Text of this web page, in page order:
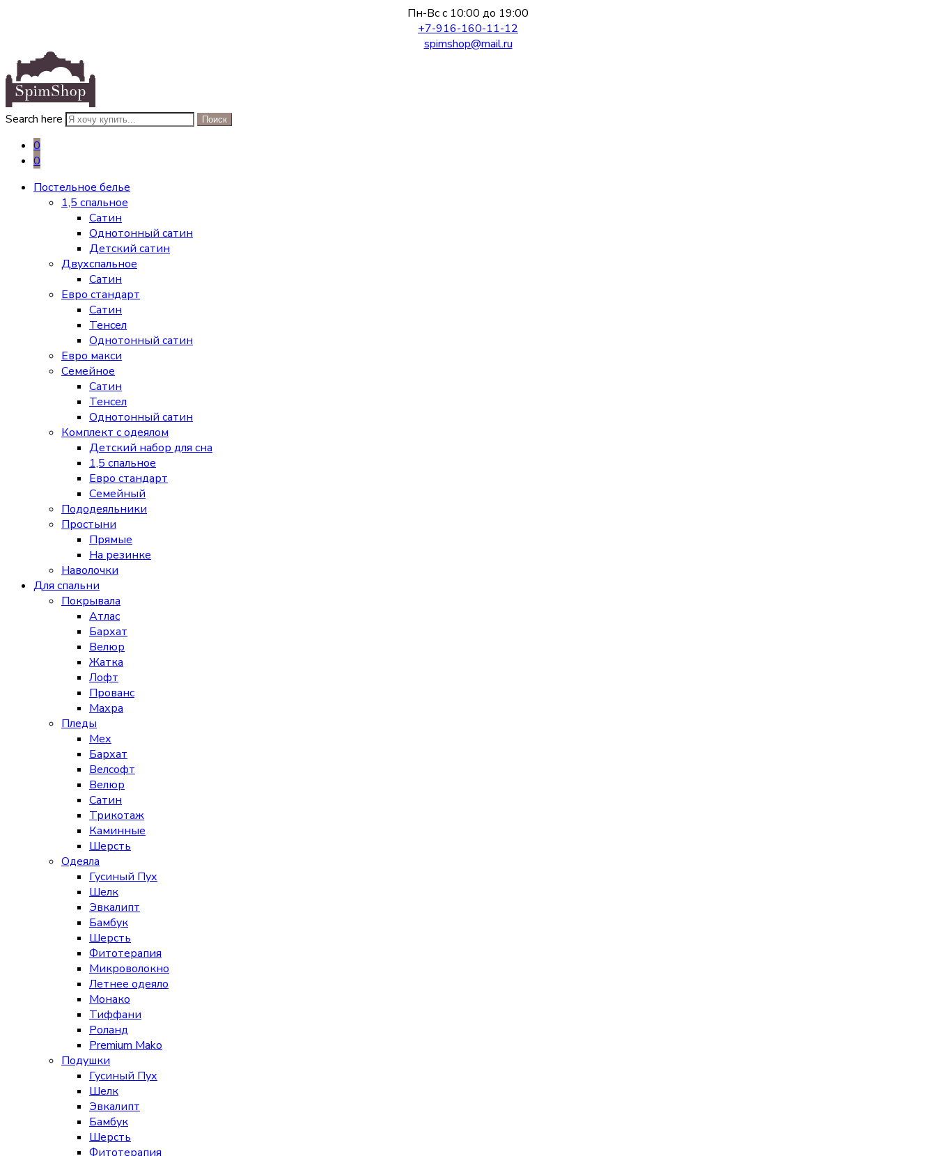
Пн-Вс с 10:00 до 19:00
+7-916-160-11-12
spimshop@mail.ru
Search here Поиск
0
0
Постельное белье
1,5 спальное
Сатин
Однотонный сатин
Детский сатин
Двухспальное
Сатин
Евро стандарт
Сатин
Тенсел
Однотонный сатин
Евро макси
Семейное
Сатин
Тенсел
Однотонный сатин
Комплект с одеялом
Детский набор для сна
1,5 спальное
Евро стандарт
Семейный
Пододеяльники
Простыни
Прямые
На резинке
Наволочки
Для спальни
Покрывала
Атлас
Бархат
Велюр
Жатка
Лофт
Прованс
Махра
Пледы
Мех
Бархат
Велсофт
Велюр
Сатин
Трикотаж
Каминные
Шерсть
Одеяла
Гусиный Пух
Шелк
Эвкалипт
Бамбук
Шерсть
Фитотерапия
Микроволокно
Летнее одеяло
Монако
Тиффани
Роланд
Premium Mako
Подушки
Гусиный Пух
Шелк
Эвкалипт
Бамбук
Шерсть
Фитотерапия